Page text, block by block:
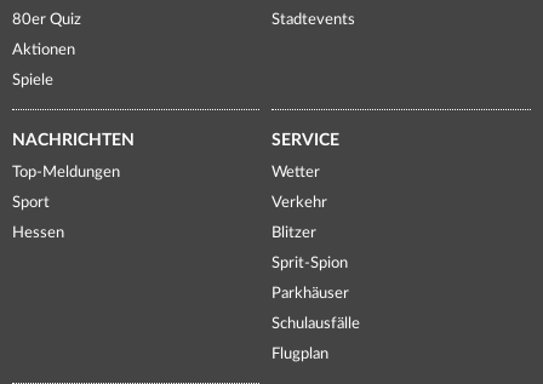
80er Quiz
Aktionen
Spiele
Stadtevents
NACHRICHTEN
Top-Meldungen
Sport
Hessen
SERVICE
Wetter
Verkehr
Blitzer
Sprit-Spion
Parkhäuser
Schulausfälle
Flugplan